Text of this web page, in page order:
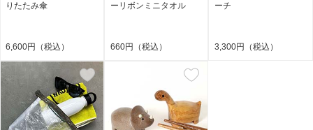
りたたみ傘
6,600円（税込）
ーリボンミニタオル
660円（税込）
ーチ
3,300円（税込）